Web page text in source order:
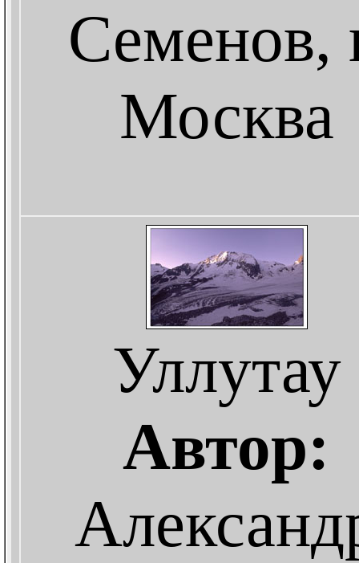
Семенов,
Москва
Уллутау
Автор: